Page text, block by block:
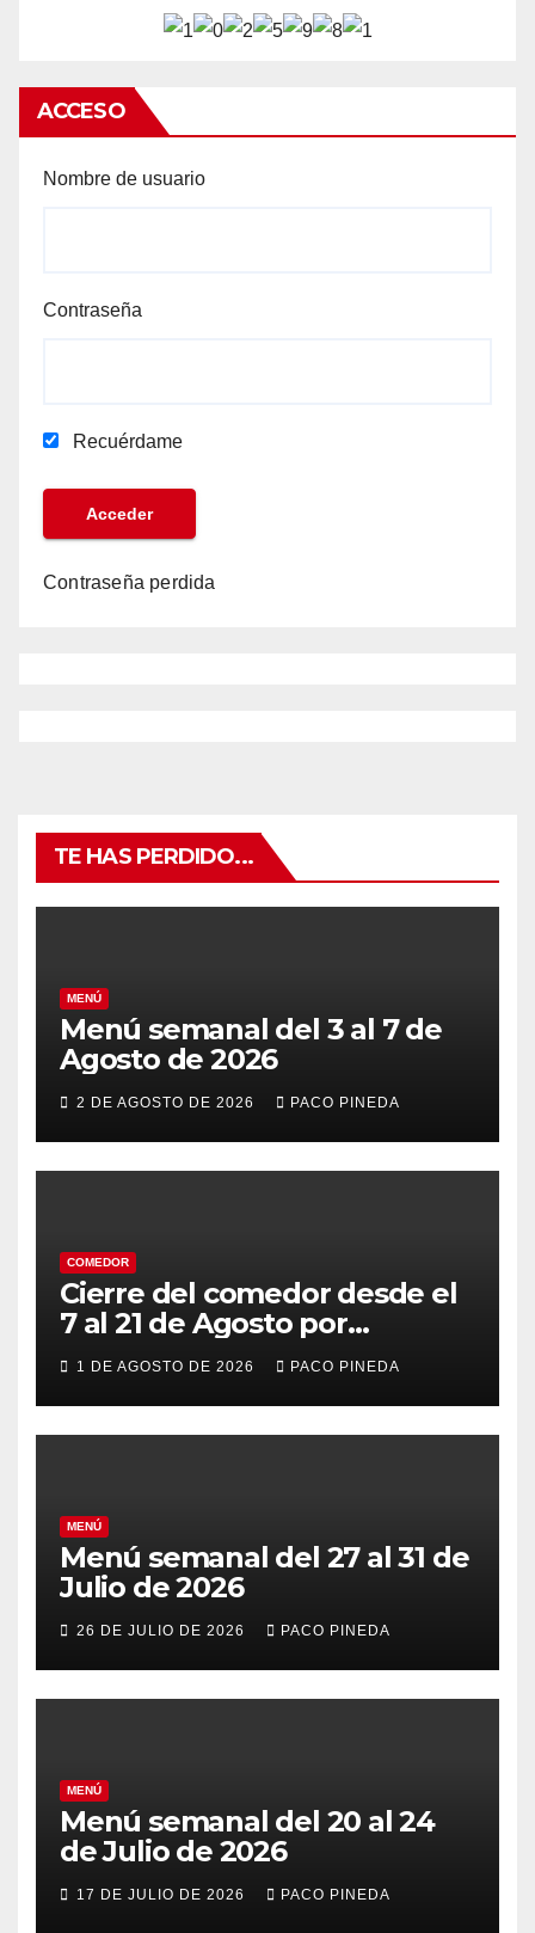
ACCESO
Nombre de usuario
Contraseña
Recuérdame
Contraseña perdida
TE HAS PERDIDO...
MENÚ
Menú semanal del 3 al 7 de
Agosto de 2026
2 DE AGOSTO DE 2026 PACO PINEDA
COMEDOR
Cierre del comedor desde el
7 al 21 de Agosto por
vacaciones
1 DE AGOSTO DE 2026 PACO PINEDA
MENÚ
Menú semanal del 27 al 31 de
Julio de 2026
26 DE JULIO DE 2026 PACO PINEDA
MENÚ
Menú semanal del 20 al 24
de Julio de 2026
17 DE JULIO DE 2026 PACO PINEDA